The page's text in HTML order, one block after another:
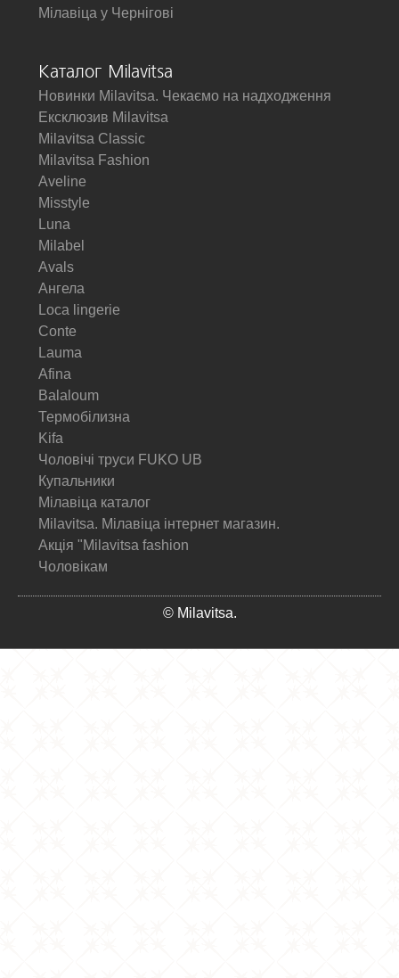
Мілавіца у Чернігові
Каталог Milavitsa
Новинки Milavitsa. Чекаємо на надходження
Ексклюзив Milavitsa
Milavitsa Classic
Milavitsa Fashion
Aveline
Misstyle
Luna
Milabel
Avals
Ангела
Loca lingerie
Conte
Lauma
Afina
Balaloum
Термобілизна
Kifa
Чоловічі труси FUKO UB
Купальники
Мілавіца каталог
Milavitsa. Мілавіца інтернет магазин.
Акція "Milavitsa fashion
Чоловікам
© Milavitsa.